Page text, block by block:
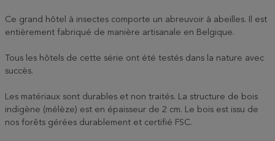
Ce grand hôtel à insectes comporte un abreuvoir à abeilles. Il est
entièrement fabriqué de manière artisanale en Belgique.
Tous les hôtels de cette série ont été testés dans la nature avec
succès.
Les matériaux sont durables et non traités. La structure de bois
indigène (mélèze) est en épaisseur de 2 cm. Le bois est issu de
nos forêts gérées durablement et certifié FSC.